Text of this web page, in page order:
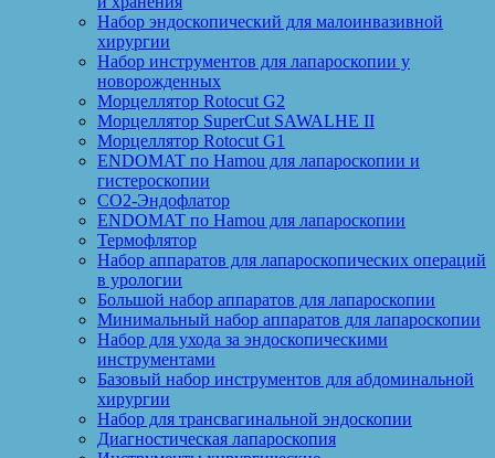
Набор эндоскопический для малоинвазивной
хирургии
Набор инструментов для лапароскопии у
новорожденных
Морцеллятор Rotocut G2
Морцеллятор SuperCut SAWALHE II
Морцеллятор Rotocut G1
ENDOMAT по Hamou для лапароскопии и
гистероскопии
CO2-Эндофлатор
ENDOMAT по Hamou для лапароскопии
Термофлятор
Набор аппаратов для лапароскопических операций
в урологии
Большой набор аппаратов для лапароскопии
Минимальный набор аппаратов для лапароскопии
Набор для ухода за эндоскопическими
инструментами
Базовый набор инструментов для абдоминальной
хирургии
Набор для трансвагинальной эндоскопии
Диагностическая лапароскопия